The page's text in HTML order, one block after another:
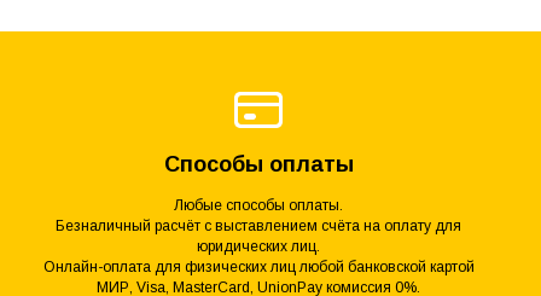
Способы оплаты
Любые способы оплаты.
Безналичный расчёт с выставлением счёта на оплату для
юридических лиц.
Онлайн-оплата для физических лиц любой банковской картой
МИР, Visa, MasterCard, UnionPay комиссия 0%.